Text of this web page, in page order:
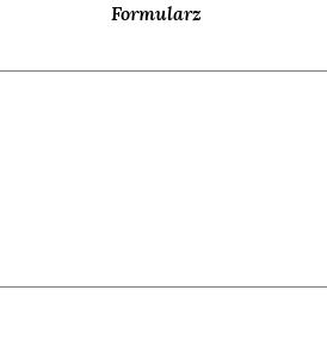
Formularz